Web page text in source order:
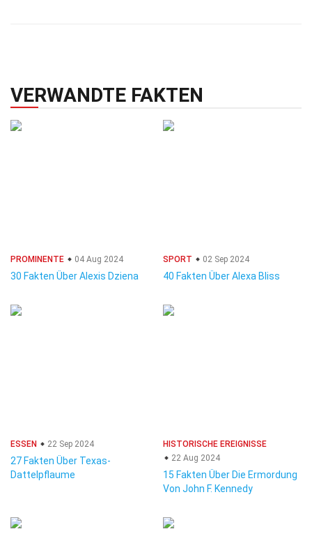
VERWANDTE FAKTEN
PROMINENTE 04 Aug 2024
30 Fakten Über Alexis Dziena
SPORT 02 Sep 2024
40 Fakten Über Alexa Bliss
ESSEN 22 Sep 2024
27 Fakten Über Texas-
Dattelpflaume
HISTORISCHE EREIGNISSE
22 Aug 2024
15 Fakten Über Die Ermordung
Von John F. Kennedy